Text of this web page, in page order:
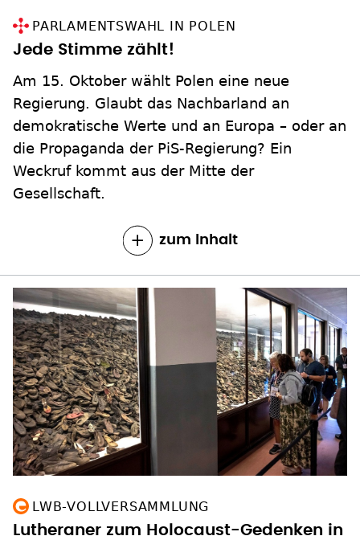
PARLAMENTSWAHL IN POLEN
Jede Stimme zählt!
Am 15. Oktober wählt Polen eine neue
Regierung. Glaubt das Nachbarland an
demokratische Werte und an Europa – oder an
die Propaganda der PiS-Regierung? Ein
Weckruf kommt aus der Mitte der
Gesellschaft.
zum Inhalt
LWB-VOLLVERSAMMLUNG
Lutheraner zum Holocaust-Gedenken in